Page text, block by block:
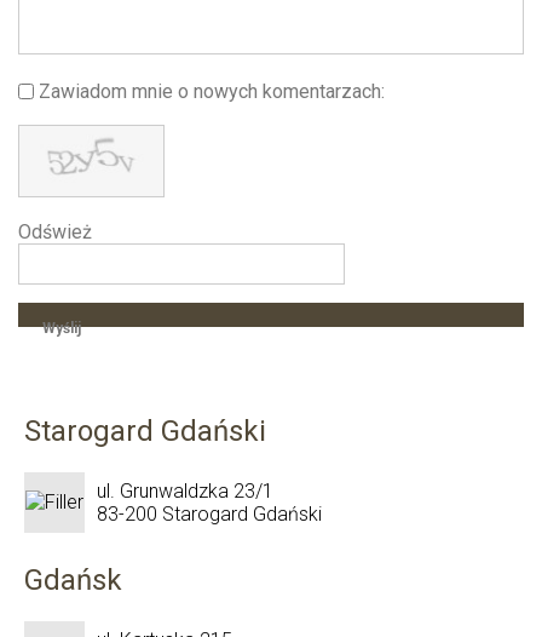
Zawiadom mnie o nowych komentarzach
Odśwież
Wyślij
Starogard Gdański
ul. Grunwaldzka 23/1
83-200 Starogard Gdański
Gdańsk